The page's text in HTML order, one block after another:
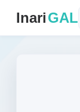
InariGAL